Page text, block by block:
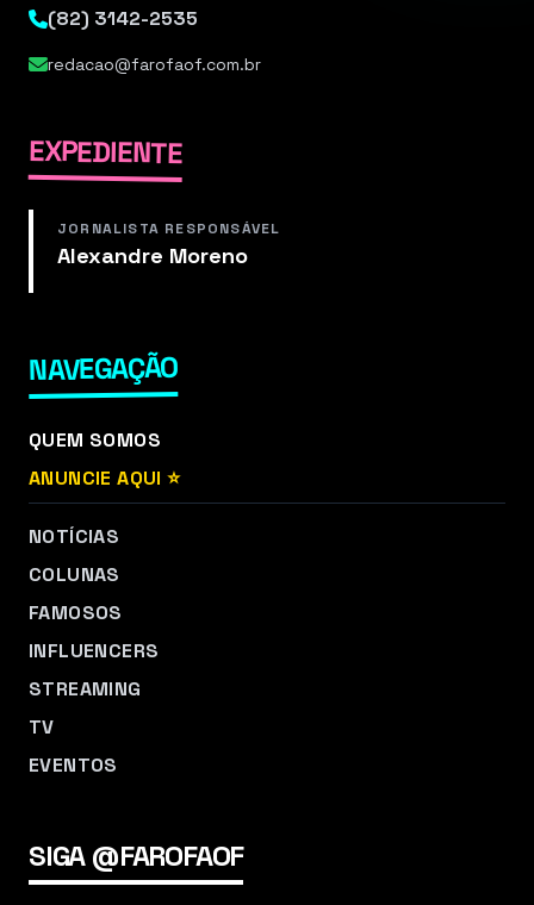
(82) 3142-2535
redacao@farofaof.com.br
EXPEDIENTE
JORNALISTA RESPONSÁVEL
Alexandre Moreno
NAVEGAÇÃO
QUEM SOMOS
ANUNCIE AQUI ⭐
NOTÍCIAS
COLUNAS
FAMOSOS
INFLUENCERS
STREAMING
TV
EVENTOS
SIGA @FAROFAOF